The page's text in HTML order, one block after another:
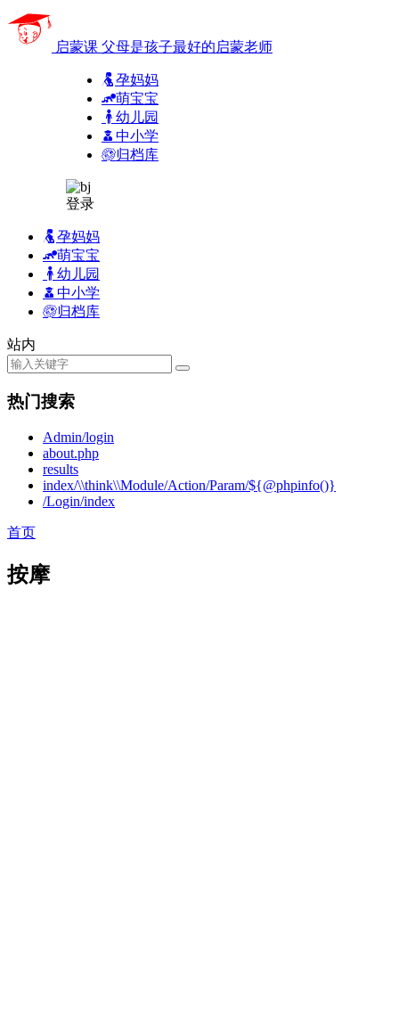
启蒙课 父母是孩子最好的启蒙老师
孕妈妈
萌宝宝
幼儿园
中小学
归档库
登录
孕妈妈
萌宝宝
幼儿园
中小学
归档库
站内
热门搜索
Admin/login
about.php
results
index/\\think\\Module/Action/Param/${@phpinfo()}
/Login/index
首页
按摩